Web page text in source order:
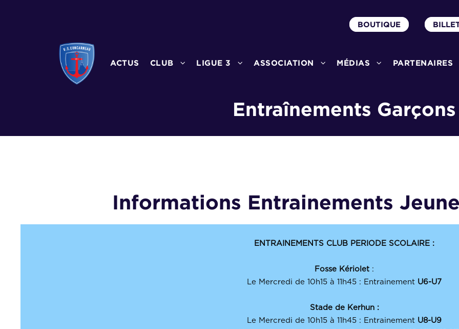
BOUTIQUE
ACTUS CLUB LIGUE 3 ASSOCIATION MÉDIAS PARTENAIRES
Entraînements Garçons
Informations Entrainements
ENTRAINEMENTS CLUB PERIODE SCOLAIRE :
Fosse Kériolet :
Le Mercredi de 10h15 à 11h45 : Entrainement U6-U7
Stade de Kerhun :
Le Mercredi de 10h15 à 11h45 : Entrainement U8-U9